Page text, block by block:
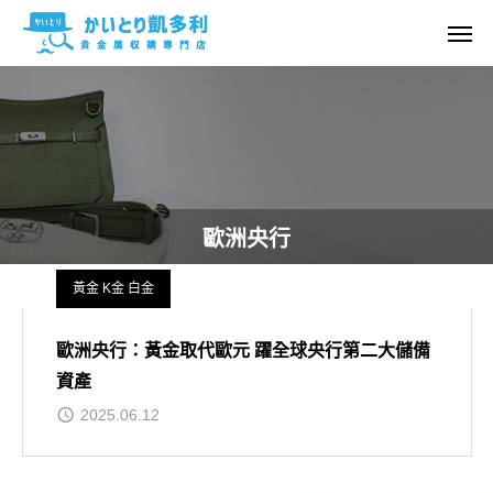
歐洲央行
黃金 K金 白金
歐洲央行：黃金取代歐元 躍全球央行第二大儲備
資產
2025.06.12